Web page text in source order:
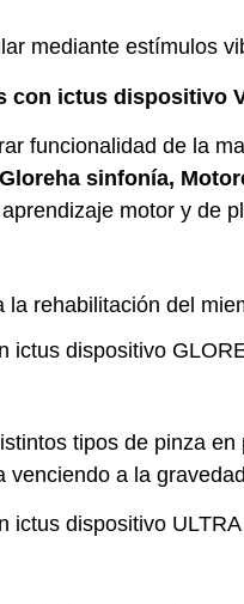
mediante estímulos
funcionalidad de la
Gloreha sinfonía,
motor y de
rehabilitación del
tipos de pinza
venciendo a la